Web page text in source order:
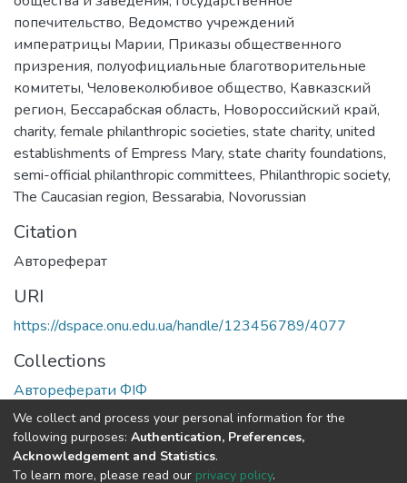
попечительство, Ведомство учреждений
императрицы Марии, Приказы общественного
призрения, полуофициальные благотворительные
комитеты, Человеколюбивое общество, Кавказский
регион, Бессарабская область, Новороссийский край,
charity, female philanthropic societies, state charity, united
establishments of Empress Mary, state charity foundations,
semi-official philanthropic committees, Philanthropic society,
The Caucasian region, Bessarabia, Novorussian
Citation
Автореферат
URI
https://dspace.onu.edu.ua/handle/123456789/4077
Collections
Автореферати ФІФ
Full item page
We collect and process your personal information for the
following purposes: Authentication, Preferences,
Acknowledgement and Statistics.
To learn more, please read our privacy policy.